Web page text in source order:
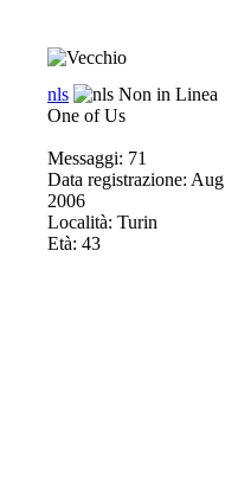
nls
One of Us
Messaggi: 71
Data registrazione: Aug
2006
Località: Turin
Età: 43